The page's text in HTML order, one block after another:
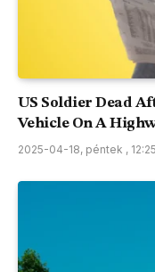
US Soldier Dead
Vehicle On A
2025-04-18, péntek , 12:25